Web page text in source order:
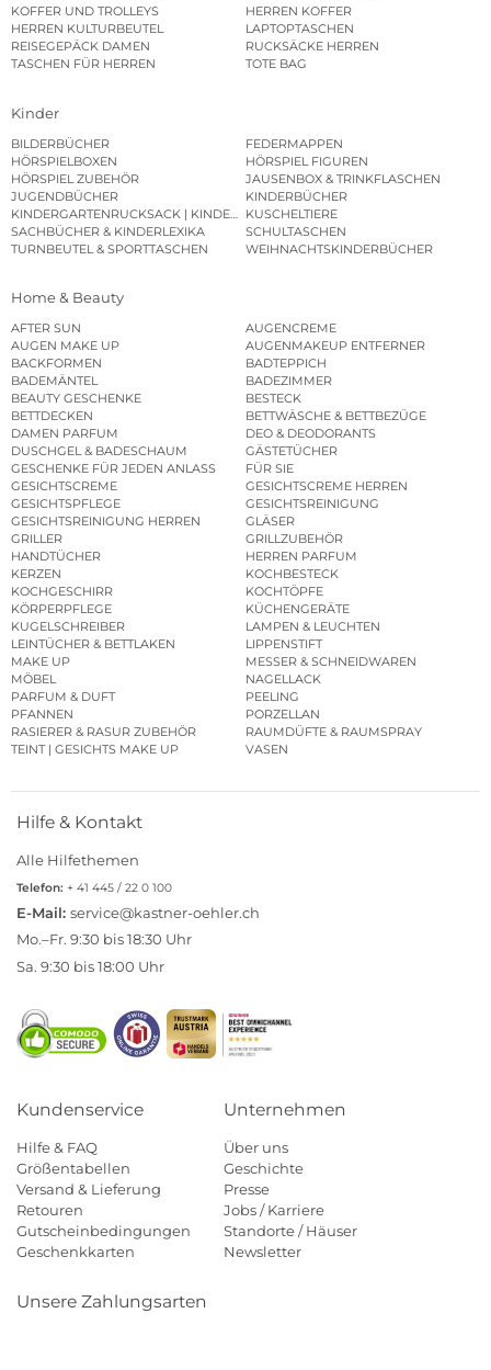
KOFFER UND TROLLEYS
HERREN KOFFER
HERREN KULTURBEUTEL
LAPTOPTASCHEN
REISEGEPÄCK DAMEN
RUCKSÄCKE HERREN
TASCHEN FÜR HERREN
TOTE BAG
Kinder
BILDERBÜCHER
FEDERMAPPEN
HÖRSPIELBOXEN
HÖRSPIEL FIGUREN
HÖRSPIEL ZUBEHÖR
JAUSENBOX & TRINKFLASCHEN
JUGENDBÜCHER
KINDERBÜCHER
KINDERGARTENRUCKSACK | KINDERGARTENBEUTEL
KUSCHELTIERE
SACHBÜCHER & KINDERLEXIKA
SCHULTASCHEN
TURNBEUTEL & SPORTTASCHEN
WEIHNACHTSKINDERBÜCHER
Home & Beauty
AFTER SUN
AUGENCREME
AUGEN MAKE UP
AUGENMAKEUP ENTFERNER
BACKFORMEN
BADTEPPICH
BADEMÄNTEL
BADEZIMMER
BEAUTY GESCHENKE
BESTECK
BETTDECKEN
BETTWÄSCHE & BETTBEZÜGE
DAMEN PARFUM
DEO & DEODORANTS
DUSCHGEL & BADESCHAUM
GÄSTETÜCHER
GESCHENKE FÜR JEDEN ANLASS
FÜR SIE
GESICHTSCREME
GESICHTSCREME HERREN
GESICHTSPFLEGE
GESICHTSREINIGUNG
GESICHTSREINIGUNG HERREN
GLÄSER
GRILLER
GRILLZUBEHÖR
HANDTÜCHER
HERREN PARFUM
KERZEN
KOCHBESTECK
KOCHGESCHIRR
KOCHTÖPFE
KÖRPERPFLEGE
KÜCHENGERÄTE
KUGELSCHREIBER
LAMPEN & LEUCHTEN
LEINTÜCHER & BETTLAKEN
LIPPENSTIFT
MAKE UP
MESSER & SCHNEIDWAREN
MÖBEL
NAGELLACK
PARFUM & DUFT
PEELING
PFANNEN
PORZELLAN
RASIERER & RASUR ZUBEHÖR
RAUMDÜFTE & RAUMSPRAY
TEINT | GESICHTS MAKE UP
VASEN
Hilfe & Kontakt
Alle Hilfethemen
Telefon: + 41 445 / 22 0 100
E-Mail: service@kastner-oehler.ch
Mo.–Fr. 9:30 bis 18:30 Uhr
Sa. 9:30 bis 18:00 Uhr
Kundenservice
Hilfe & FAQ
Größentabellen
Versand & Lieferung
Retouren
Gutscheinbedingungen
Geschenkkarten
Unternehmen
Über uns
Geschichte
Presse
Jobs / Karriere
Standorte / Häuser
Newsletter
Unsere Zahlungsarten